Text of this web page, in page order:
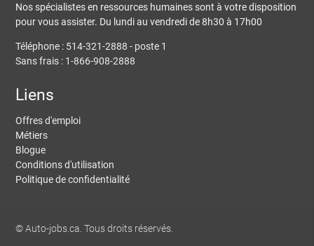
Nos spécialistes en ressources humaines sont à votre disposition
pour vous assister. Du lundi au vendredi de 8h30 à 17h00
Téléphone : 514-321-2888 - poste 1
Sans frais : 1-866-908-2888
Liens
Offres d'emploi
Métiers
Blogue
Conditions d'utilisation
Politique de confidentialité
© Auto-jobs.ca. Tous droits réservés.